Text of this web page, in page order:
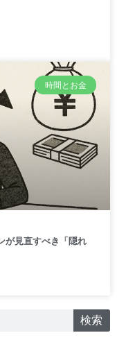
時間とお金
が見直すべき「隠れ
検索